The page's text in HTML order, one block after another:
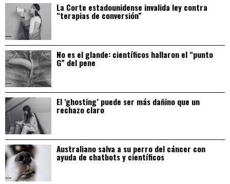
La Corte estadounidense invalida ley contra
“terapias de conversión”
No es el glande: científicos hallaron el “punto
G” del pene
El ‘ghosting’ puede ser más dañino que un
rechazo claro
Australiano salva a su perro del cáncer con
ayuda de chatbots y científicos